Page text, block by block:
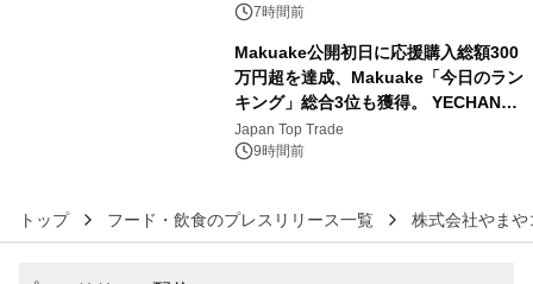
BEYOND POSSIBILITY ―』を上映！
7時間前
Makuake公開初日に応援購入総額300
万円超を達成、Makuake「今日のラン
キング」総合3位も獲得。 YECHAN音
浴シンギングボウル第2弾の大型サイ
ズ（XL・2XL・3XL）を先行販売中
Japan Top Trade
9時間前
トップ フード・飲食のプレスリリース一覧 株式会社やま